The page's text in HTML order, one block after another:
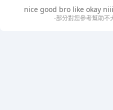
nice good bro like okay
-部分對您參考幫助不